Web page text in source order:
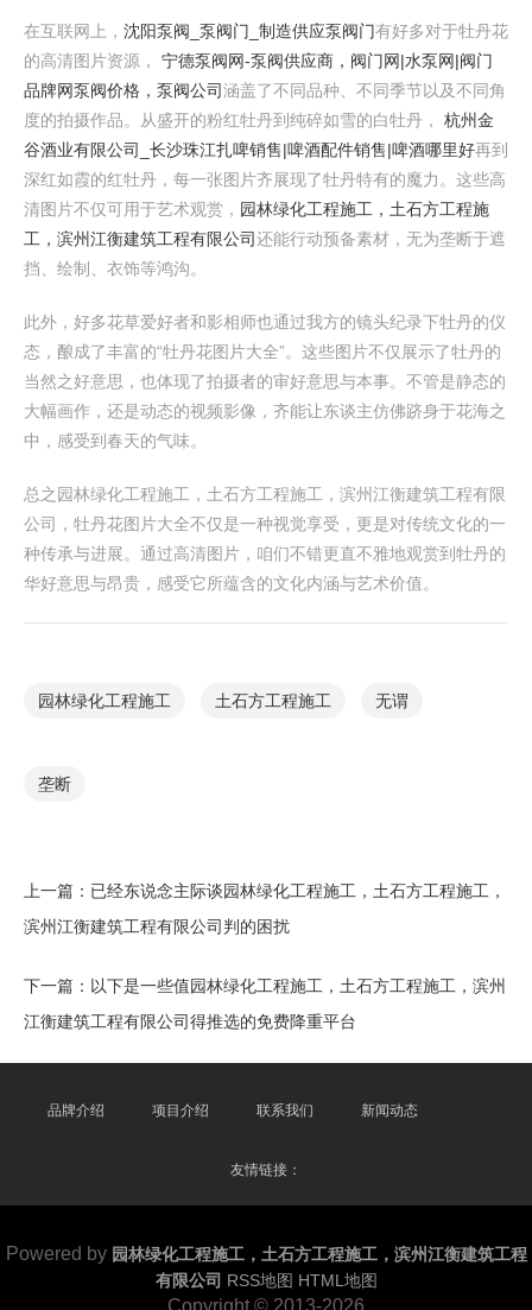
在互联网上， 沈阳泵阀_泵阀门_制造供应泵阀门有好多对于牡丹花
的高清图片资源， 宁德泵阀网-泵阀供应商，阀门网|水泵网|阀门
品牌网泵阀价格，泵阀公司涵盖了不同品种、不同季节以及不同角
度的拍摄作品。从盛开的粉红牡丹到纯碎如雪的白牡丹， 杭州金
谷酒业有限公司_长沙珠江扎啤销售|啤酒配件销售|啤酒哪里好再到
深红如霞的红牡丹，每一张图片齐展现了牡丹特有的魔力。这些高
清图片不仅可用于艺术观赏， 园林绿化工程施工，土石方工程施
工，滨州江衡建筑工程有限公司还能行动预备素材，无为垄断于遮
挡、绘制、衣饰等鸿沟。
此外，好多花草爱好者和影相师也通过我方的镜头纪录下牡丹的仪
态，酿成了丰富的“牡丹花图片大全”。这些图片不仅展示了牡丹的
当然之好意思，也体现了拍摄者的审好意思与本事。不管是静态的
大幅画作，还是动态的视频影像，齐能让东谈主仿佛跻身于花海之
中，感受到春天的气味。
总之园林绿化工程施工，土石方工程施工，滨州江衡建筑工程有限
公司，牡丹花图片大全不仅是一种视觉享受，更是对传统文化的一
种传承与进展。通过高清图片，咱们不错更直不雅地观赏到牡丹的
华好意思与昂贵，感受它所蕴含的文化内涵与艺术价值。
园林绿化工程施工 土石方工程施工 无谓
垄断
上一篇： 已经东说念主际谈园林绿化工程施工，土石方工程施工，
滨州江衡建筑工程有限公司判的困扰
下一篇： 以下是一些值园林绿化工程施工，土石方工程施工，滨州
江衡建筑工程有限公司得推选的免费降重平台
品牌介绍 项目介绍 联系我们 新闻动态
友情链接：
Powered by 园林绿化工程施工，土石方工程施工，滨州江衡建筑工程
有限公司 RSS地图 HTML地图
Copyright © 2013-2026